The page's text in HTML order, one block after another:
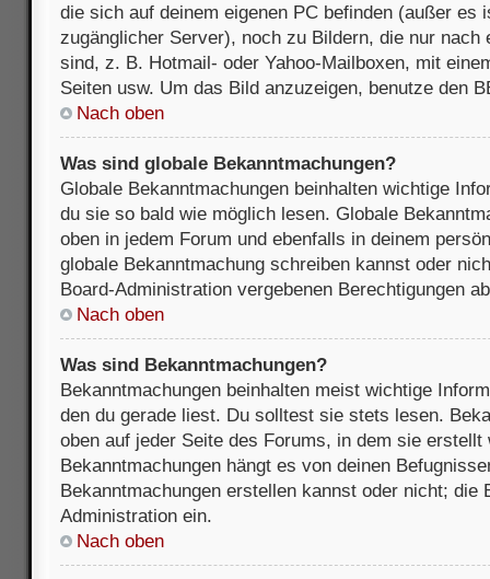
die sich auf deinem eigenen PC befinden (außer es
zugänglicher Server), noch zu Bildern, die nur nach
sind, z. B. Hotmail- oder Yahoo-Mailboxen, mit
Seiten usw. Um das Bild anzuzeigen, benutze den
Nach oben
Was sind globale Bekanntmachungen?
Globale Bekanntmachungen beinhalten wichtige
du sie so bald wie möglich lesen. Globale
oben in jedem Forum und ebenfalls in deinem
globale Bekanntmachung schreiben kannst oder
Board-Administration vergebenen Berechtigungen
Nach oben
Was sind Bekanntmachungen?
Bekanntmachungen beinhalten meist wichtige
den du gerade liest. Du solltest sie stets lesen.
oben auf jeder Seite des Forums, in dem sie erstellt
Bekanntmachungen hängt es von deinen
Bekanntmachungen erstellen kannst oder nicht; die
Administration ein.
Nach oben